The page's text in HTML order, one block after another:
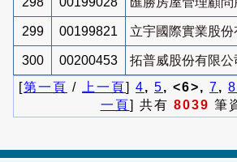
299 00199821 立宇國際實業股份
300 00200453
拓普威股份有限公
[第一頁 / 上一頁] 4, 5, <6>, 7, 8
一頁] 共有 8039 筆